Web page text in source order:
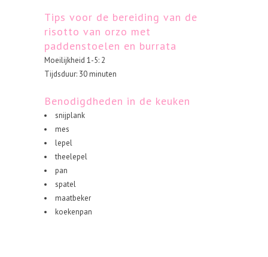
Tips voor de bereiding van de
risotto van orzo met
paddenstoelen en burrata
Moeilijkheid 1-5: 2
Tijdsduur: 30 minuten
Benodigdheden in de keuken
snijplank
mes
lepel
theelepel
pan
spatel
maatbeker
koekenpan